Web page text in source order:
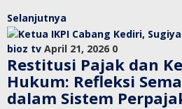
Selanjutnya
bioz tv April 21, 2026 0
Restitusi Pajak dan
Hukum: Refleksi
dalam Sistem